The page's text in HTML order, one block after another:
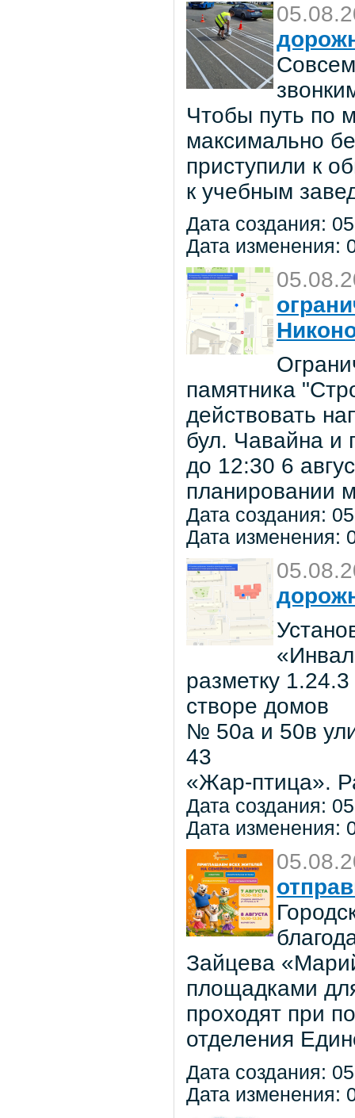
Чтобы путь по
максимально
приступили к
к учебным
Дата создания:
Дата изменения:
памятника
действовать
бул. Чавайна и
до 12:30 6
планировании
Дата создания:
Дата изменения:
разметку
створе домов
№ 50а и 50в
43
«Жар-птица».
Дата создания:
Дата изменения:
Зайцева
площадками
проходят при
отделения
Дата создания:
Дата изменения: